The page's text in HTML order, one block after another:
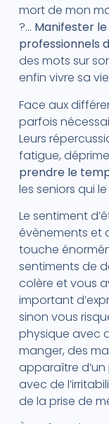
mort de mon
?… Manifester
professionnels
des mots sur
enfin vivre sa
Face aux
parfois
Leurs
fatigue,
prendre le
les seniors qui
Le sentiment
évènements et
touche
sentiments de
colère et vous
important
sinon vous
physique avec
manger, des
apparaître
avec de
de la prise de